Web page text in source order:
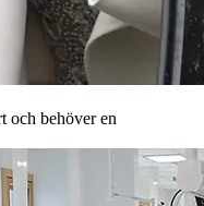
och behöver en